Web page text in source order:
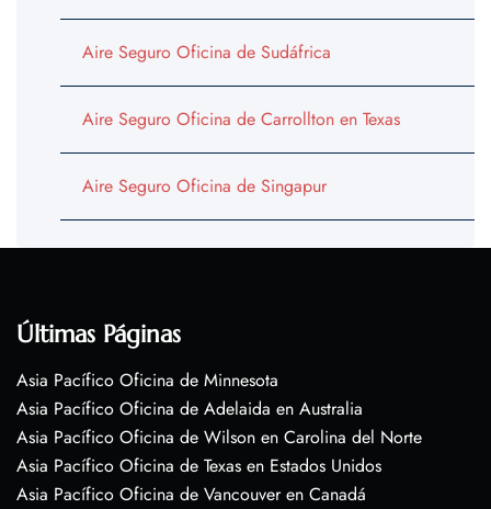
Aire Seguro Oficina de Sudáfrica
Aire Seguro Oficina de Carrollton en Texas
Aire Seguro Oficina de Singapur
Últimas Páginas
Asia Pacífico Oficina de Minnesota
Asia Pacífico Oficina de Adelaida en Australia
Asia Pacífico Oficina de Wilson en Carolina del Norte
Asia Pacífico Oficina de Texas en Estados Unidos
Asia Pacífico Oficina de Vancouver en Canadá